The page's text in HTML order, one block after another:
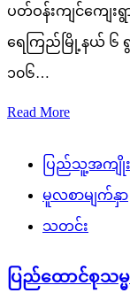
ပတ်ဝန်းကျင်ကျေးရွ
ရေကြည်မြို့နယ် ၆ ရွာ
၁၀၆…
Read More
ပြည်သူ့အကျိုး
မူလစာမျက်နှာ
သတင်း
ပြည်ထောင်စုသမ္